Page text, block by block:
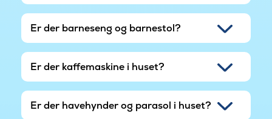
Er der barneseng og barnestol?
Er der kaffemaskine i huset?
Er der havehynder og parasol i huset?